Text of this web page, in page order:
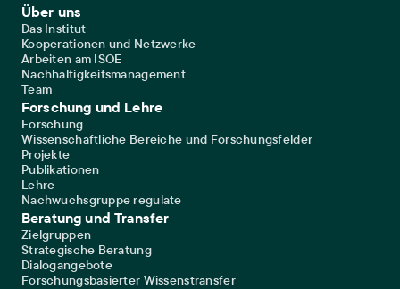
Footer Main Navigation
Über uns
Das Institut
Kooperationen und Netzwerke
Arbeiten am ISOE
Nachhaltigkeitsmanagement
Team
Forschung und Lehre
Forschung
Wissenschaftliche Bereiche und Forschungsfelder
Projekte
Publikationen
Lehre
Nachwuchsgruppe regulate
Beratung und Transfer
Zielgruppen
Strategische Beratung
Dialogangebote
Forschungsbasierter Wissenstransfer